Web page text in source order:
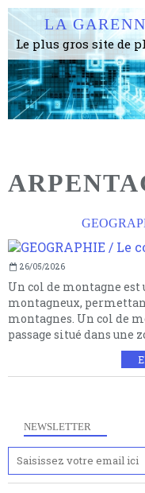
LA
26/05/2026
Un col de montagne est
montagneux,
montagnes. Un col de
passage situé dans une
NEWSLETTER